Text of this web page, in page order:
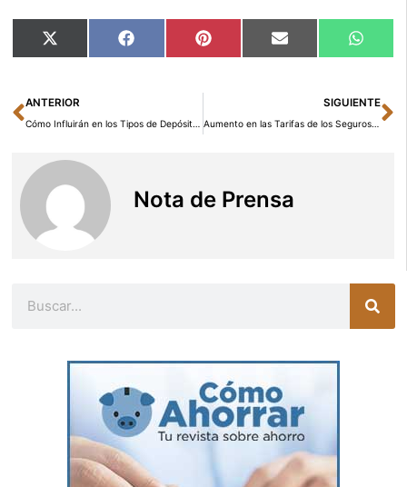
Compartir
en
X
(Twitter)
Compartir
en
Facebook Compartir
en
Pinterest Compartir
en
Email
en
Ant
ANTERIOR
Cómo Influirán en los Tipos de Depósitos en 2026-2027: Mejores Depósitos
SIGUIENTE
Aumento en las Tarifas de los Seguros Médicos Privados: ¿Cuánto Más Costará en 2026?
Nota de Prensa